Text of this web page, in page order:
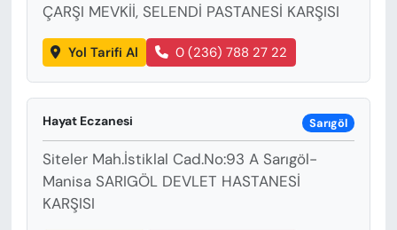
ÇARŞI MEVKİİ, SELENDİ PASTANESİ KARŞISI
Yol Tarifi Al 0 (236) 788 27 22
Hayat Eczanesi Sarıgöl
Siteler Mah.İstiklal Cad.No:93 A Sarıgöl-
Manisa SARIGÖL DEVLET HASTANESİ
KARŞISI